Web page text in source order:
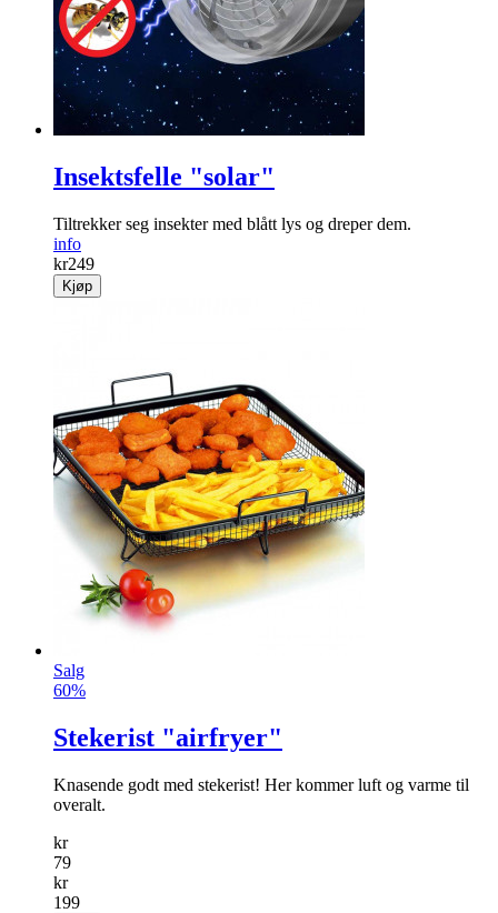
Insektsfelle "solar"
Tiltrekker seg insekter med blått lys og dreper dem.
info
kr249
Kjøp
Salg
60%
Stekerist "airfryer"
Knasende godt med stekerist! Her kommer luft og varme til
overalt.
kr
79
kr
199